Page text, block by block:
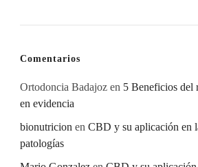
Comentarios
Ortodoncia Badajoz en 5 Beneficios del
en evidencia
bionutricion en CBD y su aplicación en
patologías